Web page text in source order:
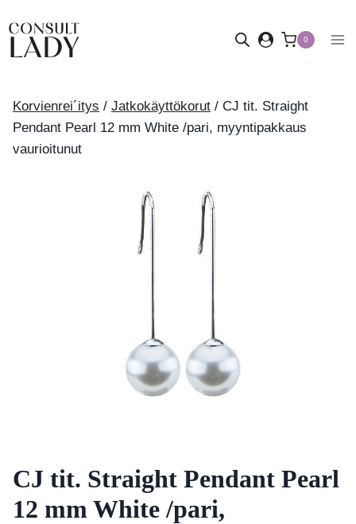
sisältöön
0
Korvienrei´itys / Jatkokäyttökorut / CJ tit. Straight
Pendant Pearl 12 mm White /pari, myyntipakkaus
vaurioitunut
CJ tit. Straight Pendant Pearl
12 mm White /pari,